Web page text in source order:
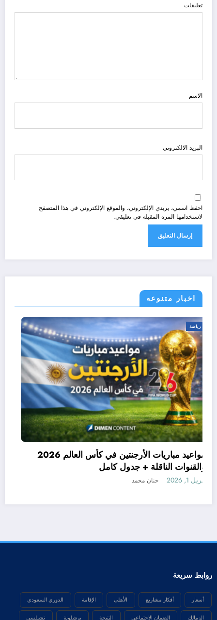
تعليقات
الاسم
البريد الالكتروني
احفظ اسمي، بريدي الإلكتروني، والموقع الإلكتروني في هذا المتصفح
لاستخدامها المرة المقبلة في تعليقي.
اخبار متنوعه
رياضة
مواعيد مباريات الأرجنتين في كأس العالم 2026
والقنوات الناقلة + جدول كامل
أبريل 1, 2026 حنان محمد
روابط سريعة
أسعار أفكار مشاريع الأهلى الإقامة الدوري السعودي
الزمالك الضمان الاجتماعي النتيجة برشلونة تشيلسي